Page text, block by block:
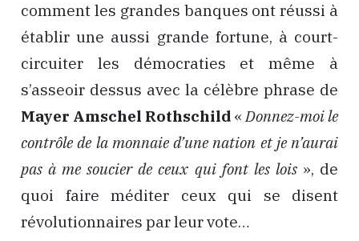
comment les grandes banques ont réussi à
établir une aussi grande fortune, à court-
circuiter les démocraties et même à
s’asseoir dessus avec la célèbre phrase de
Mayer Amschel Rothschild «Donnez-moi le
contrôle de la monnaie d’une nation et je n’aurai
pas à me soucier de ceux qui font les lois», de
quoi faire méditer ceux qui se disent
révolutionnaires par leur vote…